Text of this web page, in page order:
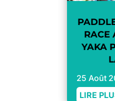
RACE
YAKA
25 Août
LIRE